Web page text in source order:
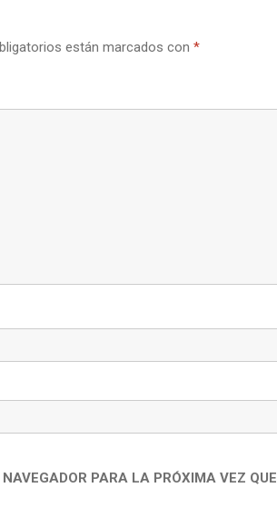
están marcados con *
PARA LA PRÓXIMA VEZ QUE